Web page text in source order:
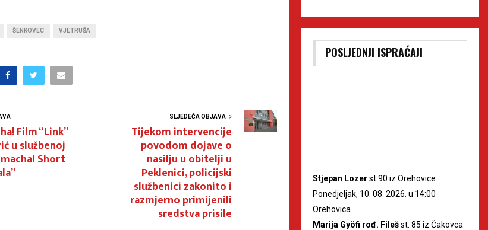
ŠENKOVEC VJETRUŠA
Film “Link”
u službenoj
Short
SLJEDEĆA OBJAVA
Tijekom intervencije
povodom dojave o
nasilju u obitelji u
Peklenici, policijski
službenici zakonito i
razmjerno primijenili
sredstva prisile
POSLJEDNJI ISPRAĆAJI
Stjepan Lozer st.90 iz Orehovice
Ponedjeljak, 10. 08. 2026. u 14:00
Orehovica
Marija Gyöfi rođ. Filešst. 85 iz Čakovca